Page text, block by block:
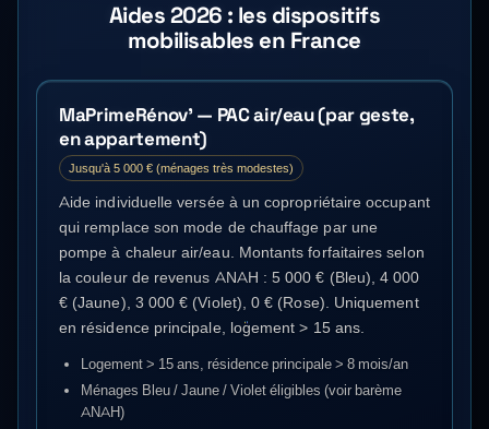
Aides 2026 : les dispositifs
mobilisables en France
MaPrimeRénov' — PAC air/eau (par geste,
en appartement)
Jusqu'à 5 000 € (ménages très modestes)
Aide individuelle versée à un copropriétaire occupant
qui remplace son mode de chauffage par une
pompe à chaleur air/eau. Montants forfaitaires selon
la couleur de revenus ANAH : 5 000 € (Bleu), 4 000
€ (Jaune), 3 000 € (Violet), 0 € (Rose). Uniquement
en résidence principale, logement > 15 ans.
Logement > 15 ans, résidence principale > 8 mois/an
Ménages Bleu / Jaune / Violet éligibles (voir barème
ANAH)